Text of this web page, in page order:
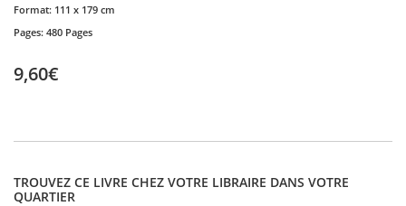
Format: 111 x 179 cm
Pages: 480 Pages
9,60€
TROUVEZ CE LIVRE CHEZ VOTRE LIBRAIRE DANS VOTRE
QUARTIER